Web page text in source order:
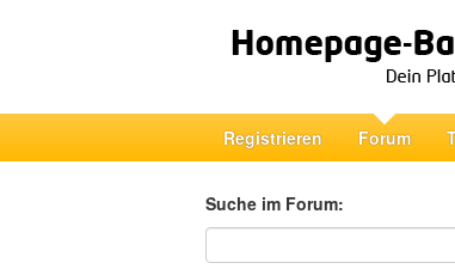
Registrieren Forum
Suche im Forum:
Suche im Forum